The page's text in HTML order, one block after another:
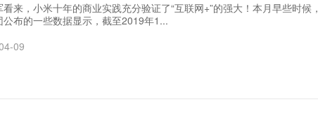
看来，小米十年的商业实践充分验证了“互联网+”的强大！本月早些时候，
公布的一些数据显示，截至2019年1...
09